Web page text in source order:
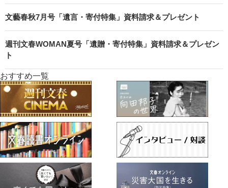
文藝春秋7月号「遺言・寄付特集」資料請求＆プレゼント
週刊文春WOMAN夏号「遺贈・寄付特集」資料請求＆プレゼン
ト
おすすめ一覧